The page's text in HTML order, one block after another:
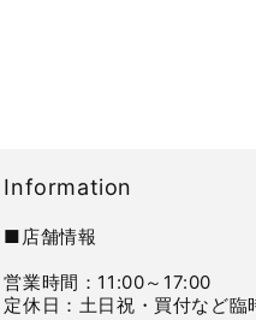
Information
■店舗情報
営業時間：11:00～17:00
定休日：土日祝・買付など臨